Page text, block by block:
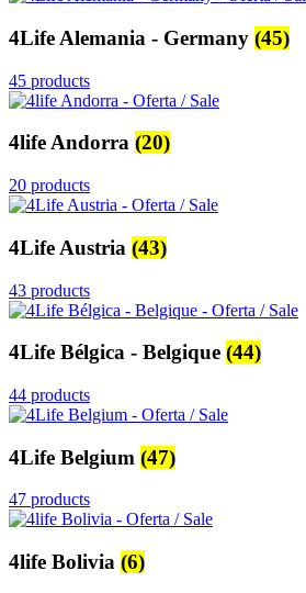
4Life Alemania - Germany (45)
45 products
4life Andorra (20)
20 products
4Life Austria (43)
43 products
4Life Bélgica - Belgique (44)
44 products
4Life Belgium (47)
47 products
4life Bolivia (6)